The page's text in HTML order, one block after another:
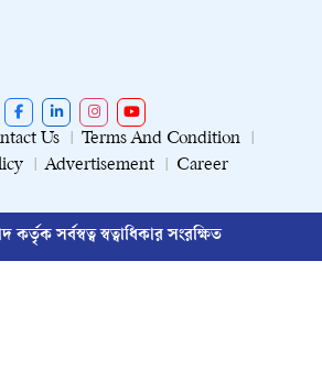
Us
Terms And Condition
Advertisement Career
সর্বস্বত্ব স্বত্বাধিকার সংরক্ষিত